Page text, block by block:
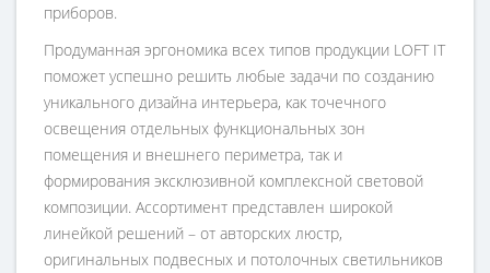
приборов.
Продуманная эргономика всех типов продукции LOFT IT
поможет успешно решить любые задачи по созданию
уникального дизайна интерьера, как точечного
освещения отдельных функциональных зон
помещения и внешнего периметра, так и
формирования эксклюзивной комплексной световой
композиции. Ассортимент представлен широкой
линейкой решений – от авторских люстр,
оригинальных подвесных и потолочных светильников